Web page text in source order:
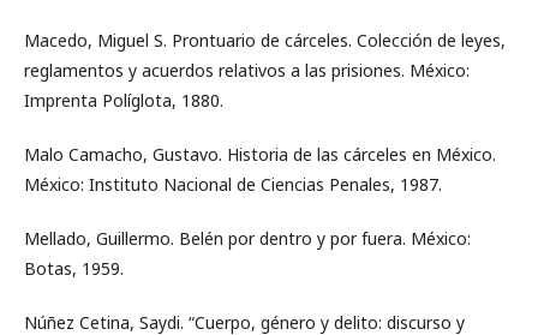
Macedo, Miguel S. Prontuario de cárceles. Colección de leyes,
reglamentos y acuerdos relativos a las prisiones. México:
Imprenta Políglota, 1880.
Malo Camacho, Gustavo. Historia de las cárceles en México.
México: Instituto Nacional de Ciencias Penales, 1987.
Mellado, Guillermo. Belén por dentro y por fuera. México:
Botas, 1959.
Núñez Cetina, Saydi. “Cuerpo, género y delito: discurso y